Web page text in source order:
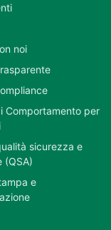
noi
Comportamento per
sicurezza e
(QSA)
e